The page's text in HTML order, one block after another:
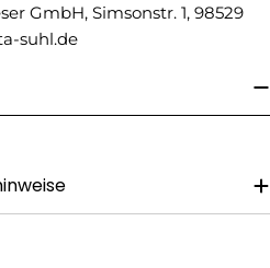
GmbH, Simsonstr. 1, 98529
suhl.de